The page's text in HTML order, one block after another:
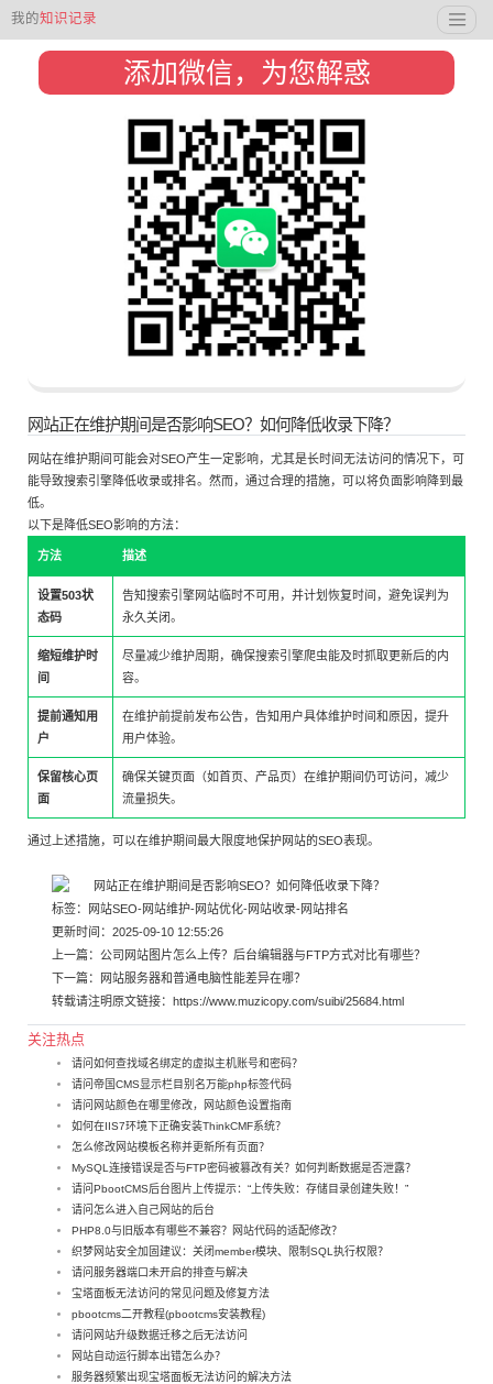
我的知识记录
添加微信，为您解惑
网站正在维护期间是否影响SEO？如何降低收录下降？
网站在维护期间可能会对SEO产生一定影响，尤其是长时间无法访问的情况下，可
能导致搜索引擎降低收录或排名。然而，通过合理的措施，可以将负面影响降到最
低。
以下是降低SEO影响的方法：
方法 描述
设置503状
态码
告知搜索引擎网站临时不可用，并计划恢复时间，避免误判为
永久关闭。
缩短维护时
间
尽量减少维护周期，确保搜索引擎爬虫能及时抓取更新后的内
容。
提前通知用
户
在维护前提前发布公告，告知用户具体维护时间和原因，提升
用户体验。
保留核心页
面
确保关键页面（如首页、产品页）在维护期间仍可访问，减少
流量损失。
通过上述措施，可以在维护期间最大限度地保护网站的SEO表现。
标签： 网站SEO-网站维护-网站优化-网站收录-网站排名
更新时间：2025-09-10 12:55:26
上一篇： 公司网站图片怎么上传？后台编辑器与FTP方式对比有哪些？
下一篇： 网站服务器和普通电脑性能差异在哪？
转载请注明原文链接： https://www.muzicopy.com/suibi/25684.html
关注热点
请问如何查找域名绑定的虚拟主机账号和密码？
请问帝国CMS显示栏目别名万能php标签代码
请问网站颜色在哪里修改，网站颜色设置指南
如何在IIS7环境下正确安装ThinkCMF系统？
怎么修改网站模板名称并更新所有页面？
MySQL连接错误是否与FTP密码被篡改有关？如何判断数据是否泄露？
请问PbootCMS后台图片上传提示：“上传失败：存储目录创建失败！”
请问怎么进入自己网站的后台
PHP8.0与旧版本有哪些不兼容？网站代码的适配修改？
织梦网站安全加固建议：关闭member模块、限制SQL执行权限？
请问服务器端口未开启的排查与解决
宝塔面板无法访问的常见问题及修复方法
pbootcms二开教程(pbootcms安装教程)
请问网站升级数据迁移之后无法访问
网站自动运行脚本出错怎么办？
服务器频繁出现宝塔面板无法访问的解决方法